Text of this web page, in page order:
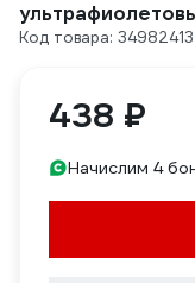
Код товара: 34982413
438 ₽
Начислим 4